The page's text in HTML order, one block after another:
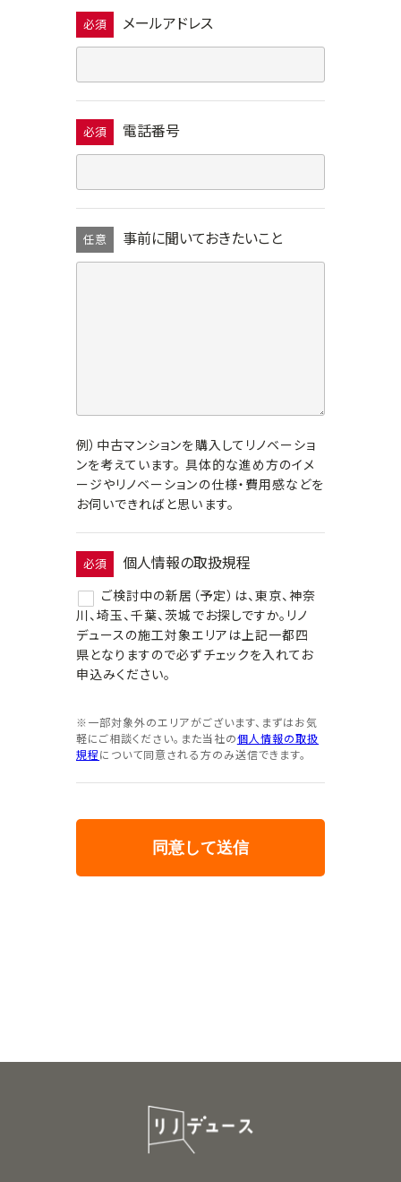
必須 メールアドレス
必須 電話番号
任意 事前に聞いておきたいこと
例）中古マンションを購入してリノベーショ
ンを考えています。 具体的な進め方のイメ
ージやリノベーションの仕様・費用感などを
お伺いできればと思います。
必須 個人情報の取扱規程
ご検討中の新居（予定）は、東京、神奈
川、埼玉、千葉、茨城でお探しですか。リノ
デュースの施工対象エリアは上記一都四
県となりますので必ずチェックを入れてお
申込みください。
※一部対象外のエリアがございます、まずはお気
軽にご相談ください。また当社の個人情報の取扱
規程 について同意される方のみ送信できます。